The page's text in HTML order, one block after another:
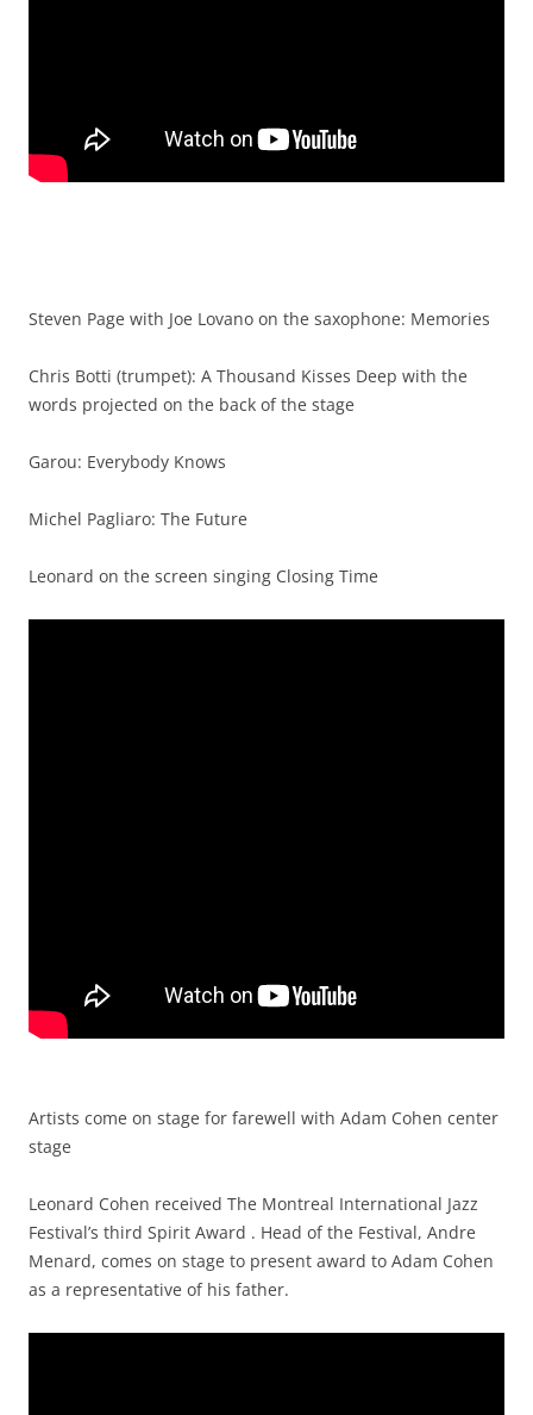
Steven Page with Joe Lovano on the saxophone: Memories
Chris Botti (trumpet): A Thousand Kisses Deep with the
words projected on the back of the stage
Garou: Everybody Knows
Michel Pagliaro: The Future
Leonard on the screen singing Closing Time
Artists come on stage for farewell with Adam Cohen center
stage
Leonard Cohen received The Montreal International Jazz
Festival’s third Spirit Award . Head of the Festival, Andre
Menard, comes on stage to present award to Adam Cohen
as a representative of his father.